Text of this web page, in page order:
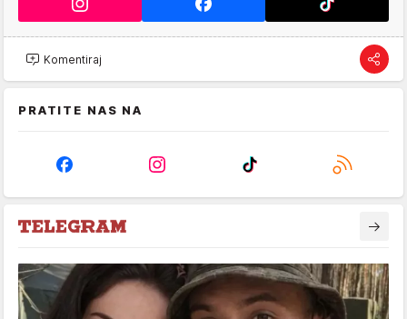
Komentiraj
PRATITE NAS NA